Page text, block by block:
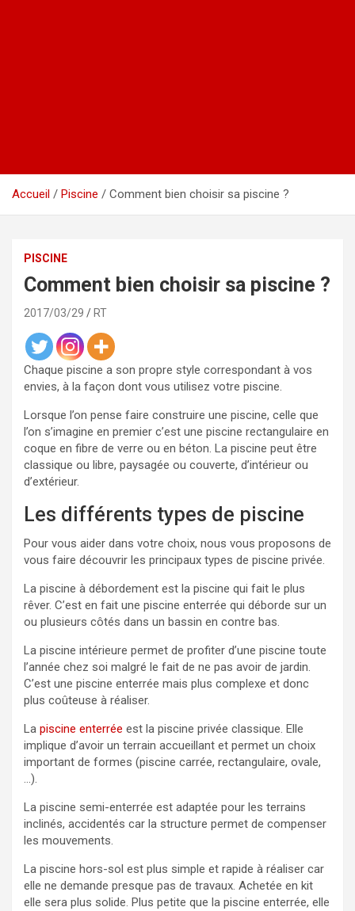
Accueil Piscine Comment bien choisir sa piscine ?
PISCINE
Comment bien choisir sa piscine ?
2017/03/29 RT
Chaque piscine a son propre style correspondant à vos
envies, à la façon dont vous utilisez votre piscine.
Lorsque l’on pense faire construire une piscine, celle que
l’on s’imagine en premier c’est une piscine rectangulaire en
coque en fibre de verre ou en béton. La piscine peut être
classique ou libre, paysagée ou couverte, d’intérieur ou
d’extérieur.
Les différents types de piscine
Pour vous aider dans votre choix, nous vous proposons de
vous faire découvrir les principaux types de piscine privée.
La piscine à débordement est la piscine qui fait le plus
rêver. C’est en fait une piscine enterrée qui déborde sur un
ou plusieurs côtés dans un bassin en contre bas.
La piscine intérieure permet de profiter d’une piscine toute
l’année chez soi malgré le fait de ne pas avoir de jardin.
C’est une piscine enterrée mais plus complexe et donc
plus coûteuse à réaliser.
La piscine enterrée est la piscine privée classique. Elle
implique d’avoir un terrain accueillant et permet un choix
important de formes (piscine carrée, rectangulaire, ovale,
…).
La piscine semi-enterrée est adaptée pour les terrains
inclinés, accidentés car la structure permet de compenser
les mouvements.
La piscine hors-sol est plus simple et rapide à réaliser car
elle ne demande presque pas de travaux. Achetée en kit
elle sera plus solide. Plus petite que la piscine enterrée, elle